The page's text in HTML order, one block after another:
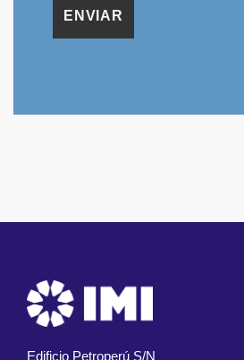
Edificio Petroperú S/N